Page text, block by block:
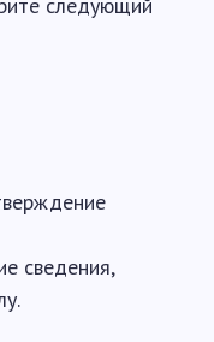
сведения,